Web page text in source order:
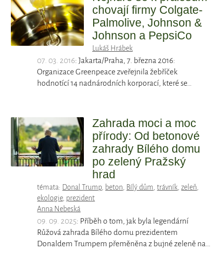
chovají firmy Colgate-
Palmolive, Johnson &
Johnson a PepsiCo
Lukáš Hrábek
07. 03. 2016: Jakarta/Praha, 7. března 2016:
Organizace Greenpeace zveřejnila žebříček
hodnotící 14 nadnárodních korporací, které se…
Zahrada moci a moc
přírody: Od betonové
zahrady Bílého domu
po zelený Pražský
hrad
témata: Donal Trump, beton, Bílý dům,trávník,zeleň,
ekologie, prezident
Anna Nebeská
09. 09. 2025: Příběh o tom, jak byla legendární
Růžová zahrada Bílého domu prezidentem
Donaldem Trumpem přeměněna z bujné zeleně na…